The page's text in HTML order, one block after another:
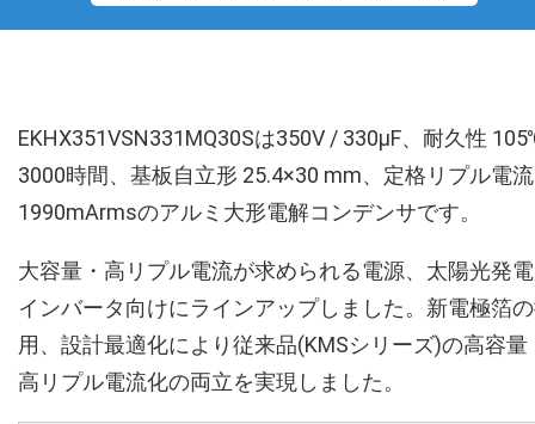
EKHX351VSN331MQ30Sは350V / 330µF、耐久性
3000時間、基板自立形 25.4×30 mm、定格リプル電流
1990mArmsのアルミ大形電解コンデンサです。
大容量・高リプル電流が求められる電源、太陽光発
インバータ向けにラインアップしました。新電極箔
用、設計最適化により従来品(KMSシリーズ)の高容量
高リプル電流化の両立を実現しました。